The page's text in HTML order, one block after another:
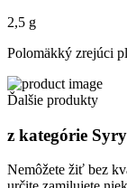
2,5 g
Polomäkký zrejúci
Ďalšie produkty
z kategórie Syry
Nemôžete žiť bez